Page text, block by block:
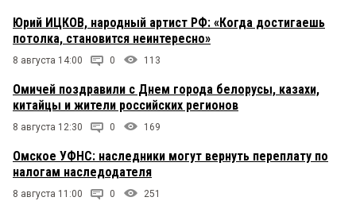
Юрий ИЦКОВ, народный артист РФ: «Когда достигаешь
потолка, становится неинтересно»
8 августа 14:00 0 113
Омичей поздравили с Днем города белорусы, казахи,
китайцы и жители российских регионов
8 августа 12:30 0 169
Омское УФНС: наследники могут вернуть переплату по
налогам наследодателя
8 августа 11:00 0 251